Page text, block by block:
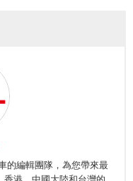
的編輯團隊，為您帶來最